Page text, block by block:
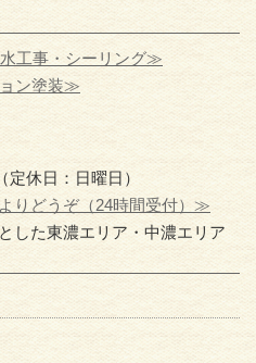
工事・シーリング≫
ン塗装≫
定休日：日曜日）
りどうぞ（24時間受付）≫
した東濃エリア・中濃エリア